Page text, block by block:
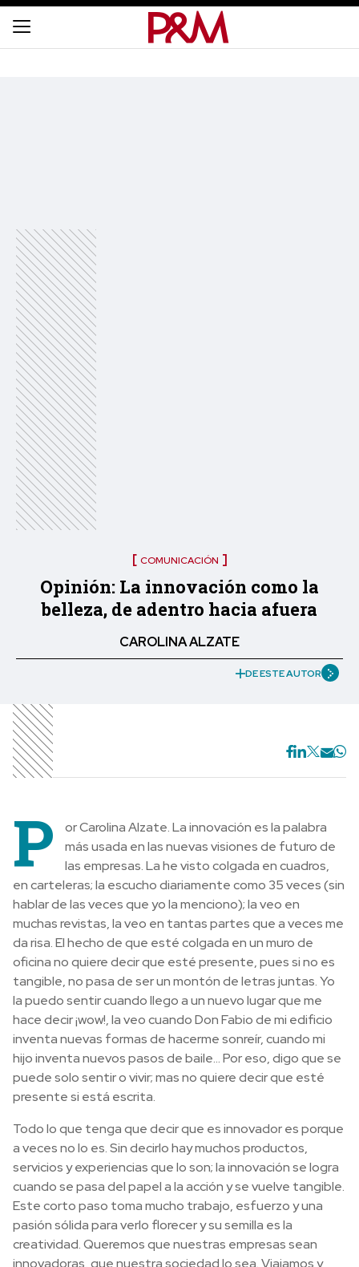
COMUNICACIÓN
Opinión: La innovación como la
belleza, de adentro hacia afuera
CAROLINA ALZATE
DE ESTE AUTOR
P
or Carolina Alzate. La innovación es la palabra
más usada en las nuevas visiones de futuro de
las empresas. La he visto colgada en cuadros,
en carteleras; la escucho diariamente como 35 veces (sin
hablar de las veces que yo la menciono); la veo en
muchas revistas, la veo en tantas partes que a veces me
da risa. El hecho de que esté colgada en un muro de
oficina no quiere decir que esté presente, pues si no es
tangible, no pasa de ser un montón de letras juntas. Yo
la puedo sentir cuando llego a un nuevo lugar que me
hace decir ¡wow!, la veo cuando Don Fabio de mi edificio
inventa nuevas formas de hacerme sonreír, cuando mi
hijo inventa nuevos pasos de baile… Por eso, digo que se
puede solo sentir o vivir; mas no quiere decir que esté
presente si está escrita.
Todo lo que tenga que decir que es innovador es porque
a veces no lo es. Sin decirlo hay muchos productos,
servicios y experiencias que lo son; la innovación se logra
cuando se pasa del papel a la acción y se vuelve tangible.
Este corto paso toma mucho trabajo, esfuerzo y una
pasión sólida para verlo florecer y su semilla es la
creatividad. Queremos que nuestras empresas sean